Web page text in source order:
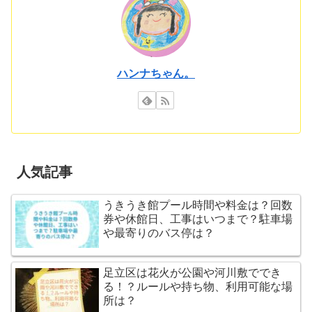
ハンナちゃん。
人気記事
うきうき館プール時間や料金は？回数
券や休館日、工事はいつまで？駐車場
や最寄りのバス停は？
足立区は花火が公園や河川敷ででき
る！？ルールや持ち物、利用可能な場
所は？